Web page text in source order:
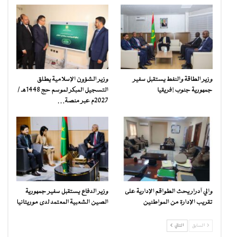
وزير الطاقة والنفط يستقبل سفير
جمهورية جنوب إفريقيا
وزير الشؤون الإسلامية يطلق
التسجيل المبكر لموسم حج 1448هـ /
2027م عبر منصة…
والي آدرار يحث الطواقم الإدارية على
تقريب الإدارة من المواطنين
وزير الدفاع يستقبل سفير جمهورية
الصين الشعبية المعتمد لدى موريتانيا
السابق التالي